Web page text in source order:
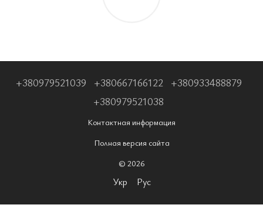
+380979521039 +380667166122
+380933488879
+380979521038
Контактная информация
Полная версия сайта
© 2026
Укр Рус